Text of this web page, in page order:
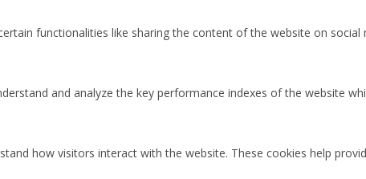
functionalities like sharing the content of the website on
and analyze the key performance indexes of the website
how visitors interact with the website. These cookies help